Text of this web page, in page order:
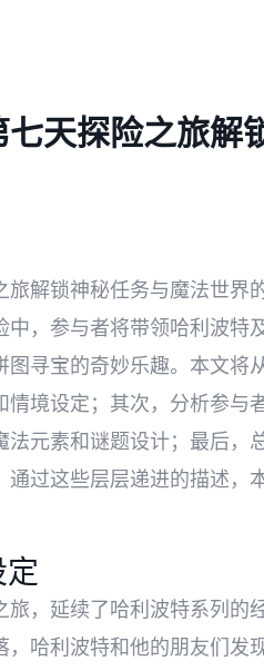
天探险之旅解
旅解锁神秘任务与魔法世界
，参与者将带领哈利波特
寻宝的奇妙乐趣。本文将
情境设定；其次，分析参与
元素和谜题设计；最后，
过这些层层递进的描述，
，延续了哈利波特系列的
，哈利波特和他的朋友们发